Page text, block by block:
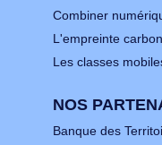
Combiner
L'empreinte
Les classes
NOS
Banque des